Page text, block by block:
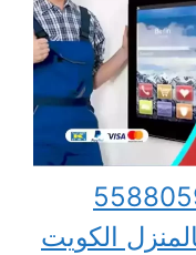
تلفزيونات 55880595
الكويت